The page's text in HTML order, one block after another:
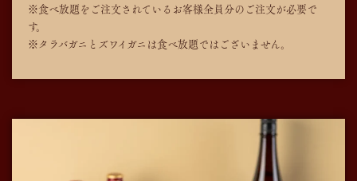
※食べ放題をご注文されているお客様全員分のご注文が必要で
す。
※タラバガニとズワイガニは食べ放題ではございません。